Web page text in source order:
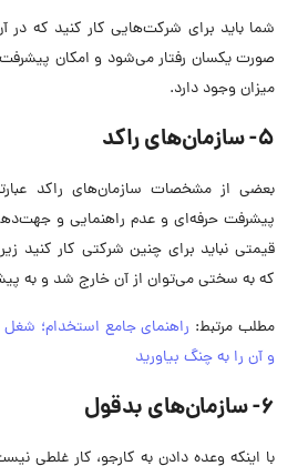
شما باید برای شرکت‌هایی کار کنید که در
صورت یکسان رفتار می‌شود و امکان
میزان وجود دارد.
5- سازمان‌های راکد
بعضی از مشخصات سازمان‌های راکد
پیشرفت حرفه‌ای و عدم راهنمایی و
قیمتی نباید برای چنین شرکتی کار کنید
که به سختی می‌توان از آن خارج شد و به
مطلب مرتبط: راهنمای جامع استخدام؛
و آن را به چنگ بیاورید
6- سازمان‌های بدقول
با اینکه وعده دادن به کارجو، کار غلطی